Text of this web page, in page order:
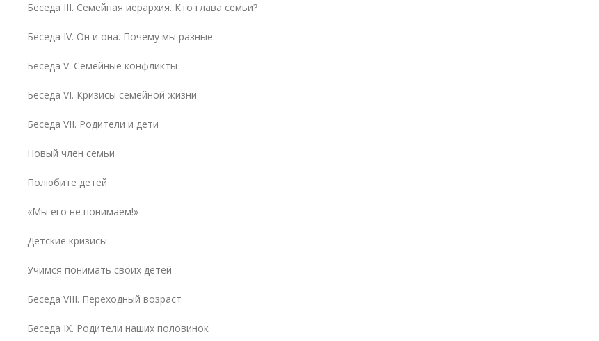
Беседа III. Семейная иерархия. Кто глава семьи?
Беседа IV. Он и она. Почему мы разные.
Беседа V. Семейные конфликты
Беседа VI. Кризисы семейной жизни
Беседа VII. Родители и дети
Новый член семьи
Полюбите детей
«Мы его не понимаем!»
Детские кризисы
Учимся понимать своих детей
Беседа VIII. Переходный возраст
Беседа IX. Родители наших половинок